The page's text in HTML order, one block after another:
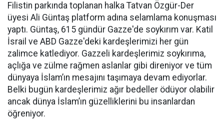
Filistin parkında toplanan halka Tatvan Özgür-Der
üyesi Ali Güntaş platform adına selamlama konuşması
yaptı. Güntaş, 615 gündür Gazze'de soykırım var. Katil
İsrail ve ABD Gazze'deki kardeşlerimizi her gün
zalimce katlediyor. Gazzeli kardeşlerimiz soykırıma,
açlığa ve zülme rağmen aslanlar gibi direniyor ve tüm
dünyaya İslam’ın mesajını taşımaya devam ediyorlar.
Belki bugün kardeşlerimiz ağır bedeller ödüyor olabilir
ancak dünya İslam’ın güzelliklerini bu insanlardan
öğreniyor.